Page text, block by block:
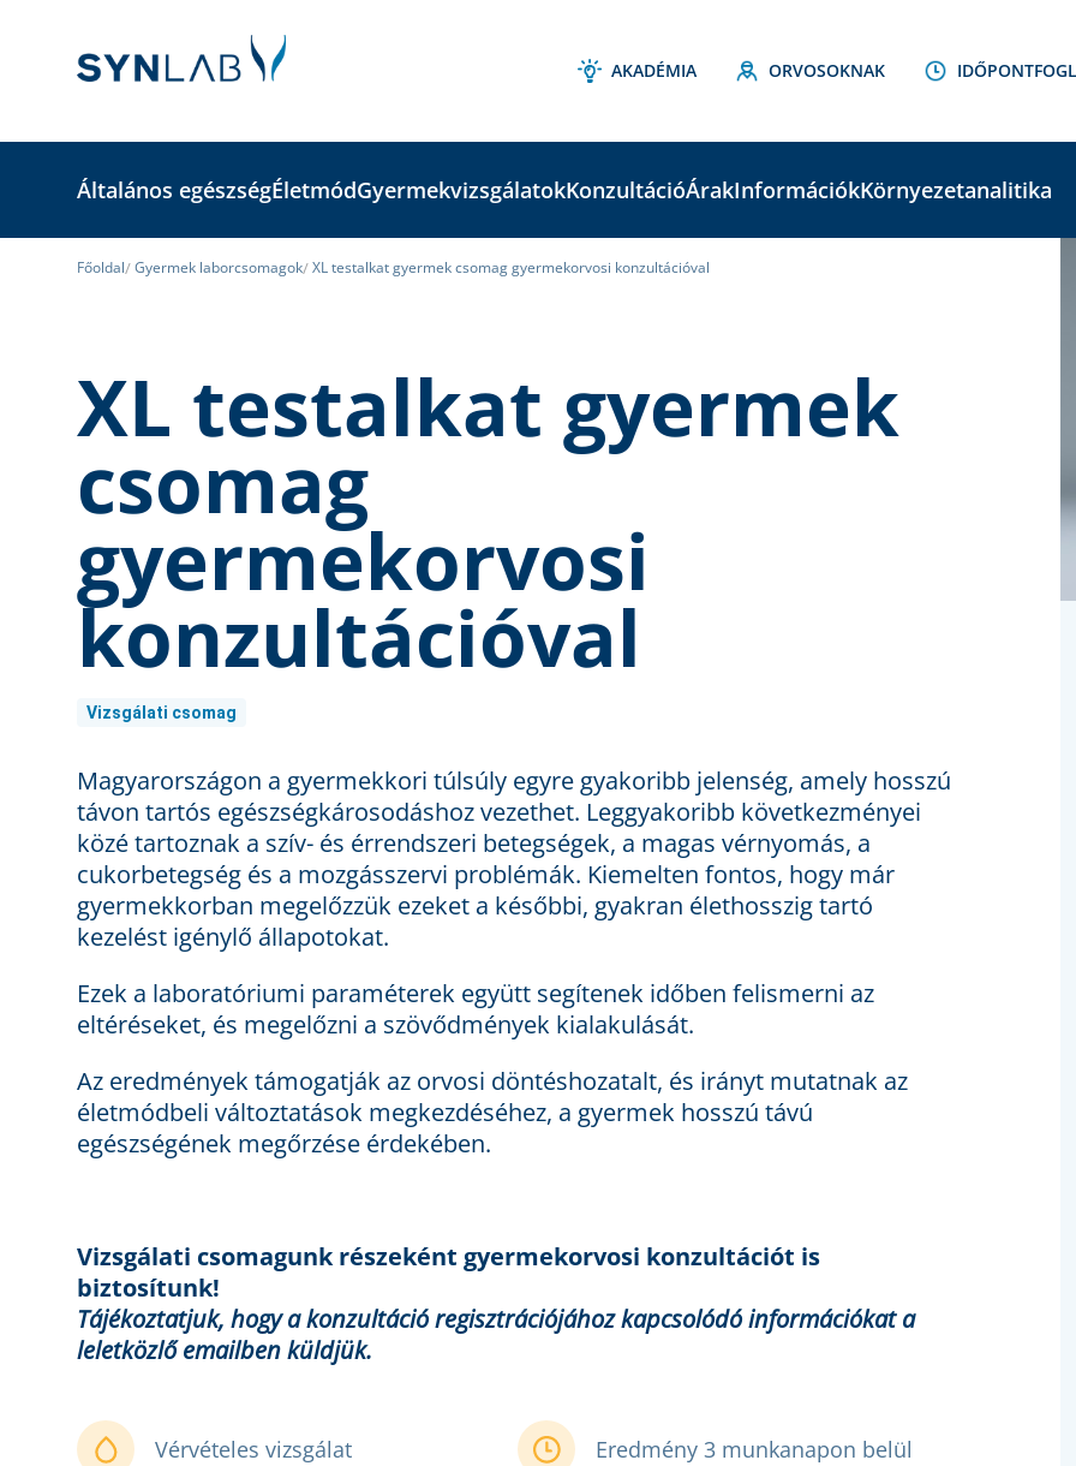
AKADÉMIA ORVOSOKNAK
Általános egészségÉletmódGyermekvizsgálatokKonzultációÁrakInformációkKörnyezetanalitika
Főoldal Gyermek laborcsomagok XL testalkat gyermek csomag gyermekorvosi konzultációval
XL testalkat gyermek
csomag
gyermekorvosi
konzultációval
Vizsgálati csomag
Magyarországon a gyermekkori túlsúly egyre gyakoribb jelenség, amely hosszú
távon tartós egészségkárosodáshoz vezethet. Leggyakoribb következményei
közé tartoznak a szív- és érrendszeri betegségek, a magas vérnyomás, a
cukorbetegség és a mozgásszervi problémák. Kiemelten fontos, hogy már
gyermekkorban megelőzzük ezeket a későbbi, gyakran élethosszig tartó
kezelést igénylő állapotokat.
Ezek a laboratóriumi paraméterek együtt segítenek időben felismerni az
eltéréseket, és megelőzni a szövődmények kialakulását.
Az eredmények támogatják az orvosi döntéshozatalt, és irányt mutatnak az
életmódbeli változtatások megkezdéséhez, a gyermek hosszú távú
egészségének megőrzése érdekében.
Vizsgálati csomagunk részeként gyermekorvosi konzultációt is
biztosítunk!
Tájékoztatjuk, hogy a konzultáció regisztrációjához kapcsolódó információkat a
leletközlő emailben küldjük.
Vérvételes vizsgálat Eredmény 3 munkanapon belül